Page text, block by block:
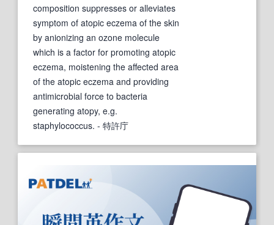
composition suppresses or alleviates
symptom of atopic eczema of the skin
by anionizing an ozone molecule
which is a factor for promoting atopic
eczema, moistening the affected area
of the atopic eczema and providing
antimicrobial force to bacteria
generating atopy, e.g.
staphylococcus. - 特許庁